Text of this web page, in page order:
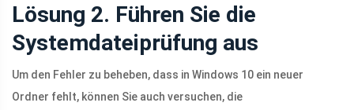
Lösung 2. Führen Sie die
Systemdateiprüfung aus
Um den Fehler zu beheben, dass in Windows 10 ein neuer
Ordner fehlt, können Sie auch versuchen, die